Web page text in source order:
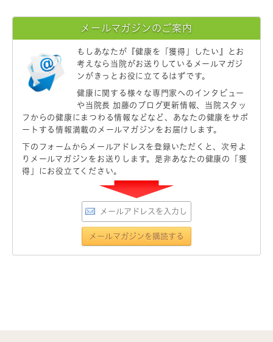
メールマガジンのご案内
もしあなたが 『健康を「獲得」したい』
とお
考えなら当院がお送りしているメールマガジ
ンがきっとお役に立てるはずです。
健康に関する様々な専門家へのインタビュー
や当院長 加藤のブログ更新情報、当院スタッ
フからの健康にまつわる情報などなど、あなたの健康をサポ
ートする情報満載のメールマガジンをお届けします。
下のフォームからメールアドレスを登録いただくと、次号よ
りメールマガジンをお送りします。是非あなたの健康の「獲
得」にお役立てください。